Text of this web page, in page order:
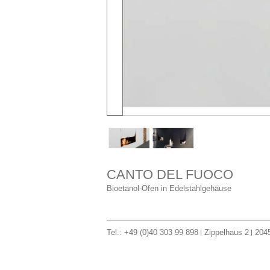
CANTO DEL FUOCO
Bioetanol-Ofen in Edelstahlgehäuse
Tel.: +49 (0)40 303 99 898 Zippelhaus 2